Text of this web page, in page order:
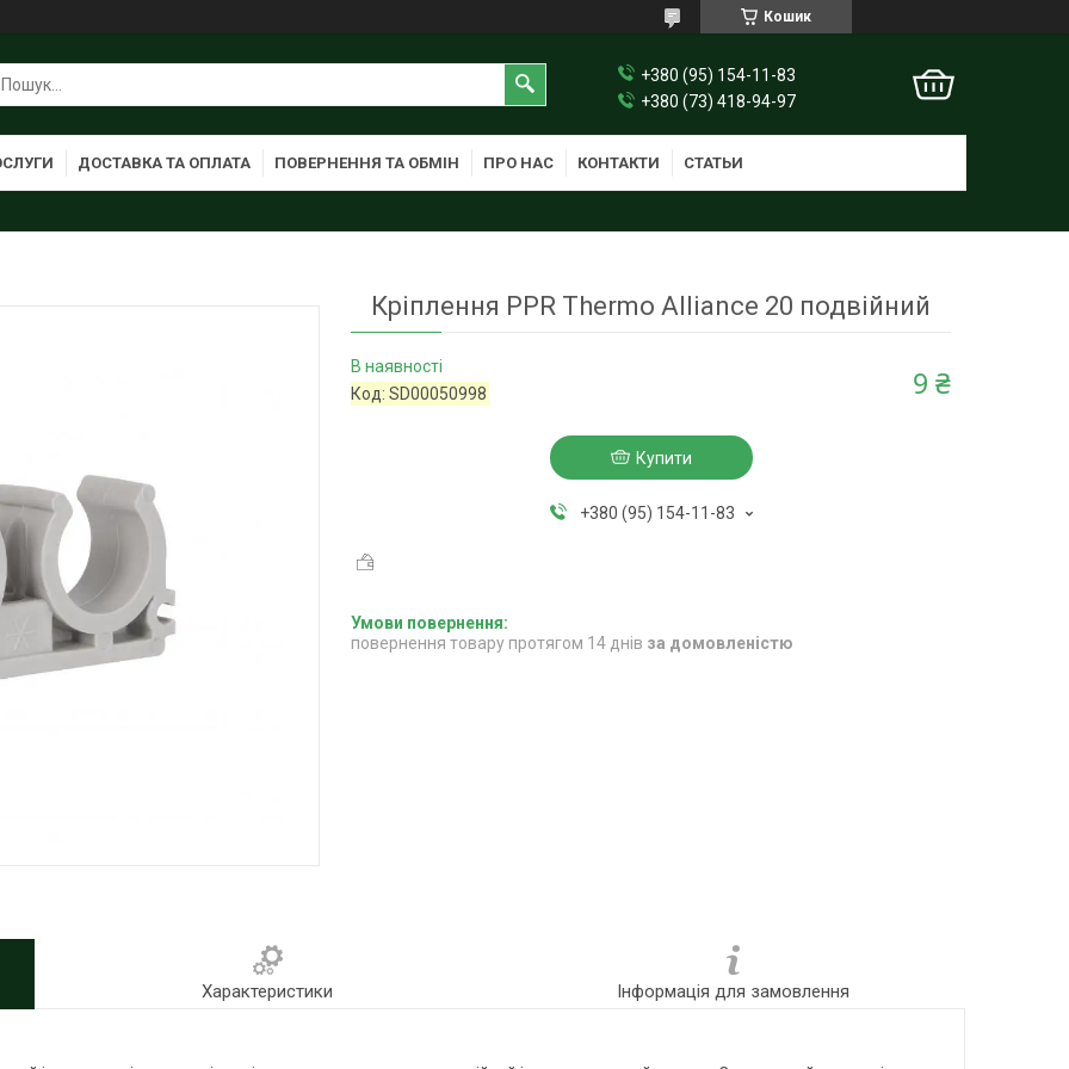
Кошик
+380 (95) 154-11-83
+380 (73) 418-94-97
ДОСТАВКА ТА ОПЛАТА ПОВЕРНЕННЯ ТА ОБМІН ПРО НАС КОНТАКТИ СТАТЬИ
Кріплення PPR Thermo Alliance 20 подвійний
В наявності
Код:SD00050998 9 ₴
Купити
+380 (95) 154-11-83
повернення товару протягом 14 днів за домовленістю
Характеристики Інформація для замовлення